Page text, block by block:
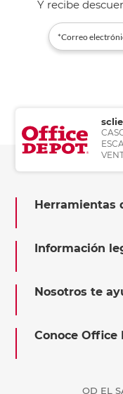
Y recibe
Herramientas
Información
Nosotros te
Conoce Office
OD EL